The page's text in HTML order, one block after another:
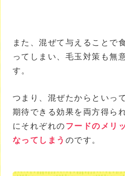
また、混ぜて与えることで
ってしまい、毛玉対策も無
す。
つまり、混ぜたからといっ
期待できる効果を両方得ら
にそれぞれのフードのメリ
なってしまう のです。